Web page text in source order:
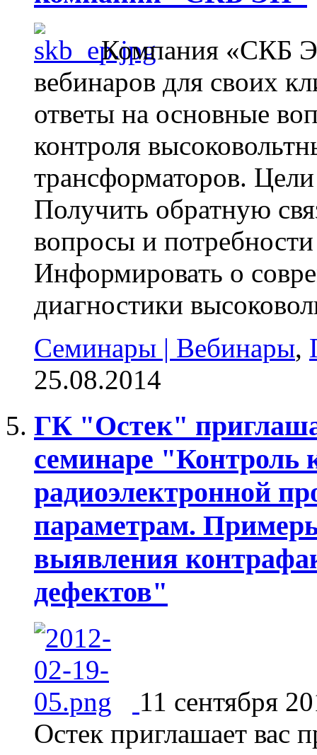
Компания «СКБ
вебинаров для своих
ответы на основные
контроля
трансформаторов.
Получить обратную
вопросы и потребности
Информировать о
диагностики
Семинары | Вебинары,
25.08.2014
ГК "Остек"
семинаре "Контроль
радиоэлектронной
параметрам.
выявления
дефектов"
11 сентября
Остек приглашает вас